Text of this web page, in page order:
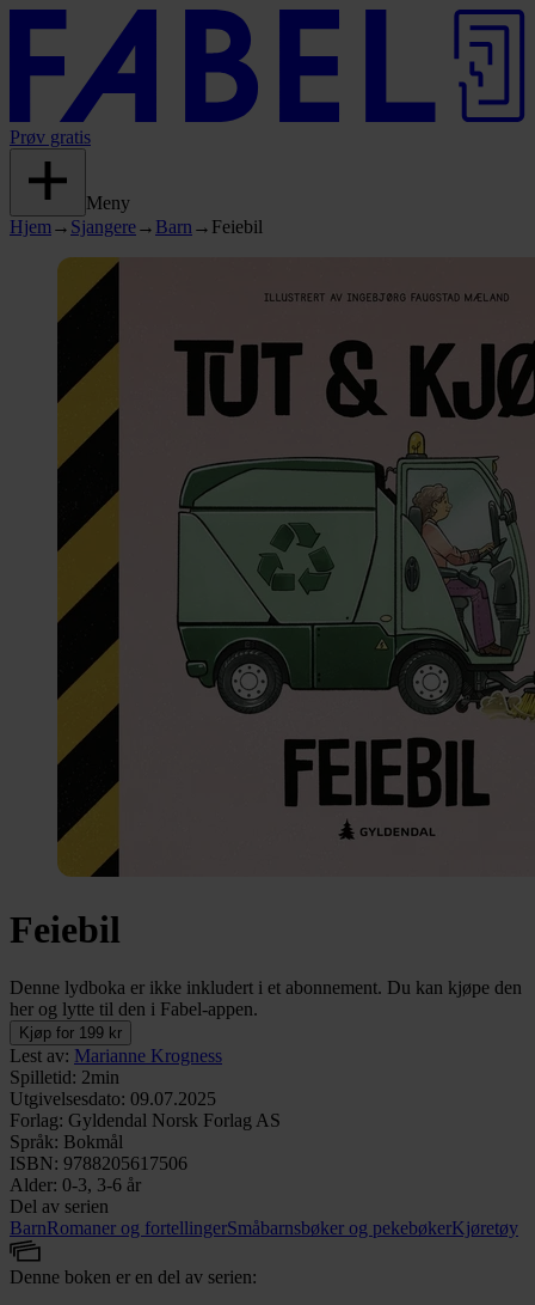
Prøv gratis
Meny
Hjem → Sjangere→ Barn → Feiebil
Feiebil
Denne lydboka er ikke inkludert i et abonnement. Du kan kjøpe den
her og lytte til den i Fabel-appen.
Kjøp for 199 kr
Lest av: Marianne Krogness
Spilletid: 2min
Utgivelsesdato: 09.07.2025
Forlag: Gyldendal Norsk Forlag AS
Språk: Bokmål
ISBN: 9788205617506
Alder: 0-3, 3-6 år
Del av serien
BarnRomaner og fortellingerSmåbarnsbøker og pekebøkerKjøretøy
Denne boken er en del av serien: